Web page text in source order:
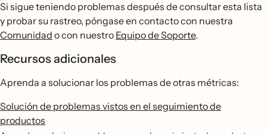
Si sigue teniendo problemas después de consultar esta lista
y probar su rastreo, póngase en contacto con nuestra
Comunidad o con nuestro Equipo de Soporte.
Recursos adicionales
Aprenda a solucionar los problemas de otras métricas:
Solución de problemas vistos en el seguimiento de
productos